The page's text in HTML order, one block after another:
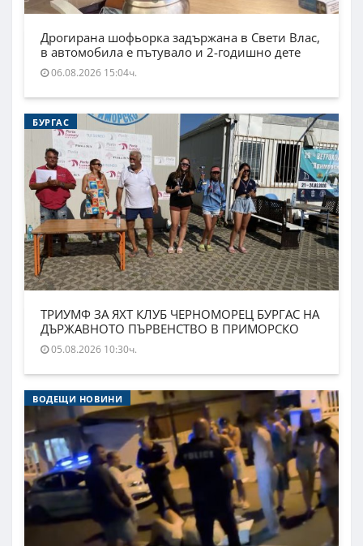
Дрогирана шофьорка задържана в Свети Влас,
в автомобила е пътувало и 2-годишно дете
06.08.2026 15:04ч.
БУРГАС
ТРИУМФ ЗА ЯХТ КЛУБ ЧЕРНОМОРЕЦ БУРГАС НА
ДЪРЖАВНОТО ПЪРВЕНСТВО В ПРИМОРСКО
05.08.2026 10:30ч.
ВОДЕЩИ НОВИНИ